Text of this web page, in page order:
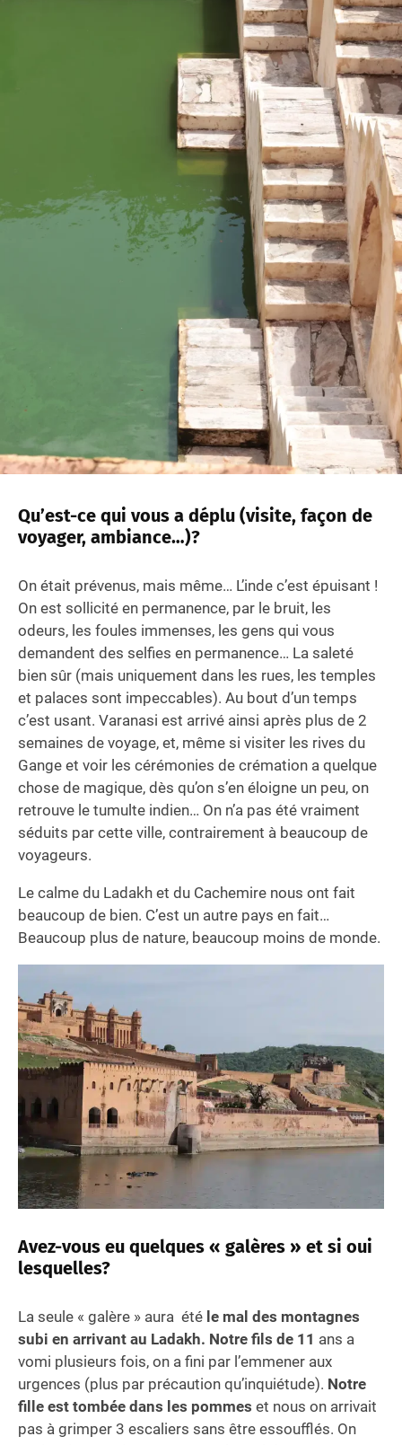
Qu’est-ce qui vous a déplu (visite, façon de
voyager, ambiance…)?
On était prévenus, mais même… L’inde c’est épuisant !
On est sollicité en permanence, par le bruit, les
odeurs, les foules immenses, les gens qui vous
demandent des selfies en permanence… La saleté
bien sûr (mais uniquement dans les rues, les temples
et palaces sont impeccables). Au bout d’un temps
c’est usant. Varanasi est arrivé ainsi après plus de 2
semaines de voyage, et, même si visiter les rives du
Gange et voir les cérémonies de crémation a quelque
chose de magique, dès qu’on s’en éloigne un peu, on
retrouve le tumulte indien… On n’a pas été vraiment
séduits par cette ville, contrairement à beaucoup de
voyageurs.
Le calme du Ladakh et du Cachemire nous ont fait
beaucoup de bien. C’est un autre pays en fait…
Beaucoup plus de nature, beaucoup moins de monde.
Avez-vous eu quelques « galères » et si oui
lesquelles?
La seule « galère » aura été le mal des montagnes
subi en arrivant au Ladakh. Notre fils de 11 ans a
vomi plusieurs fois, on a fini par l’emmener aux
urgences (plus par précaution qu’inquiétude). Notre
fille est tombée dans les pommes et nous on arrivait
pas à grimper 3 escaliers sans être essoufflés. On